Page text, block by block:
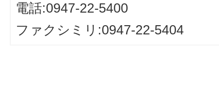
電話:0947-22-5400
ファクシミリ:0947-22-5404